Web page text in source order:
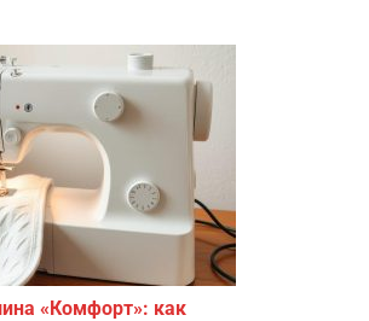
«Комфорт»: как